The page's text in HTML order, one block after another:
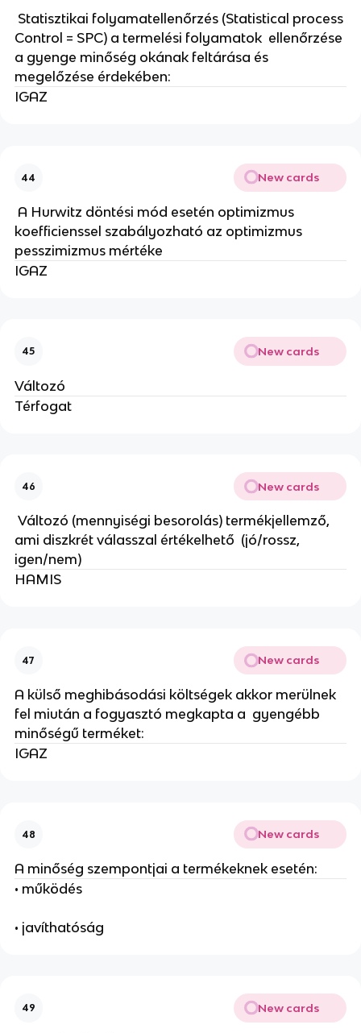
Statisztikai folyamatellenőrzés (Statistical process
Control = SPC) a termelési folyamatok ellenőrzése
a gyenge minőség okának feltárása és
megelőzése érdekében:
IGAZ
44 New cards
A Hurwitz döntési mód esetén optimizmus
koefficienssel szabályozható az optimizmus
pesszimizmus mértéke
IGAZ
45 New cards
Változó
Térfogat
46 New cards
Változó (mennyiségi besorolás) termékjellemző,
ami diszkrét válasszal értékelhető (jó/rossz,
igen/nem)
HAMIS
47 New cards
A külső meghibásodási költségek akkor merülnek
fel miután a fogyasztó megkapta a gyengébb
minőségű terméket:
IGAZ
48 New cards
A minőség szempontjai a termékeknek esetén:
• működés
• javíthatóság
49 New cards